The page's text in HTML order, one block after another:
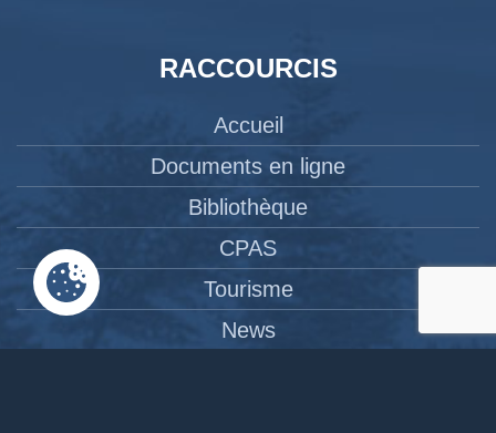
RACCOURCIS
Accueil
Documents en ligne
Bibliothèque
CPAS
Tourisme
News